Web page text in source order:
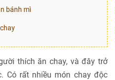
bánh mì
thích ăn chay, và đây trở
Có rất nhiều món chay độc